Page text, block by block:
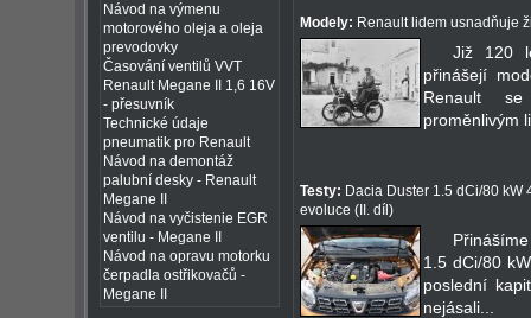
Návod na výmenu
motorového oleja a oleja
prevodovky
Časování ventilů VVT
Renault Megane II 1,6 16V
- přesuvník
Technické údaje
pneumatik pro Renault
Návod na demontáž
palubní desky - Renault
Megane II
Návod na vyčistenie EGR
ventilu - Megane II
Návod na opravu motorku
čerpadla ostřikovačů -
Megane II
Modely: Renault lidem usnadňuje
Již 120
přinášejí
Renault
proměnlivým
Testy: Dacia Duster 1.5 dCi/80 kW
evoluce (II. díl)
1.5 dCi/80
poslední
nejásali...